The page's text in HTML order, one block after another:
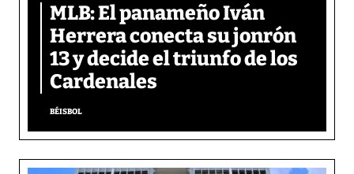
MLB: El panameño Iván
Herrera conecta su jonrón
13 y decide el triunfo de los
Cardenales
BÉISBOL